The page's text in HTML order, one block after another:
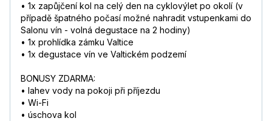
• 1x zapůjčení kol na celý den na cyklovýlet po okolí (v
případě špatného počasí možné nahradit vstupenkami do
Salonu vín - volná degustace na 2 hodiny)
• 1x prohlídka zámku Valtice
• 1x degustace vín ve Valtickém podzemí
BONUSY ZDARMA:
• lahev vody na pokoji při příjezdu
• Wi-Fi
• úschova kol